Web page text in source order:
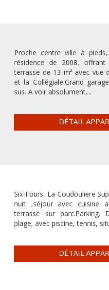
Proche centre ville à
résidence de 2008,
terrasse de 13 m² avec vue
et la Collégiale.Grand
sus. A voir absolument....
DÉTAIL
Six-Fours, La Coudouliere
nuit ,séjour avec cuisine
terrasse sur parc.Parking.
plage, avec piscine, tennis,
DÉTAIL